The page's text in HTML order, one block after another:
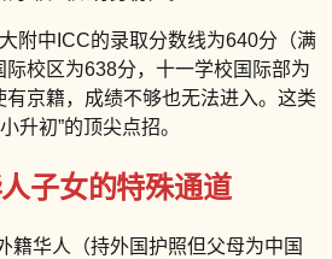
附中ICC的录取分数线为640分（满
校区为638分，十一学校国际部为
京籍，成绩不够也无法进入。这类
升初”的顶尖点招。
子女的特殊通道
籍华人（持外国护照但父母为中国